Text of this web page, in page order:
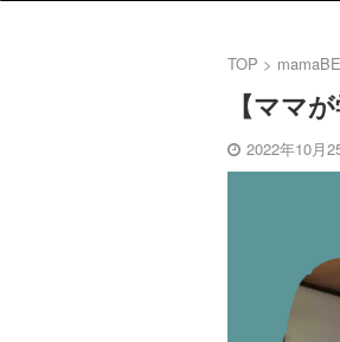
TOP >
【ママ
2022年10月